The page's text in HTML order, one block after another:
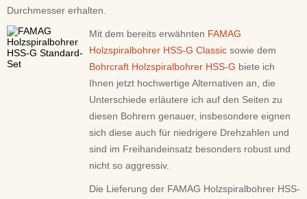
Durchmesser erhalten.
Mit dem bereits erwähnten FAMAG
Holzspiralbohrer HSS-G Classic sowie dem
Bohrcraft Holzspiralbohrer HSS-G biete ich
Ihnen jetzt hochwertige Alternativen an, die
Unterschiede erläutere ich auf den Seiten zu
diesen Bohrern genauer, insbesondere eignen
sich diese auch für niedrigere Drehzahlen und
sind im Freihandeinsatz besonders robust und
nicht so aggressiv.
Die Lieferung der FAMAG Holzspiralbohrer HSS-